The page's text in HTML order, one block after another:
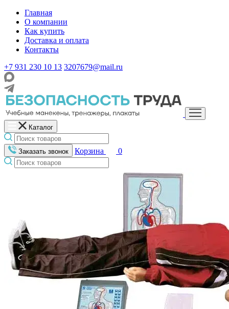
Главная
О компании
Как купить
Доставка и оплата
Контакты
+7 931 230 10 13 3207679@mail.ru
Каталог
Заказать звонок Корзина 0